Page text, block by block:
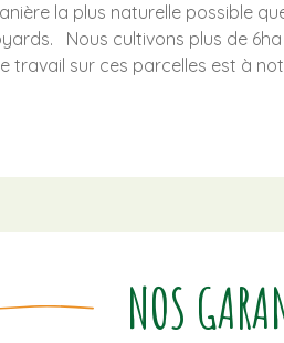
la plus naturelle possible
Nous cultivons plus de
travail sur ces parcelles est à
NOS